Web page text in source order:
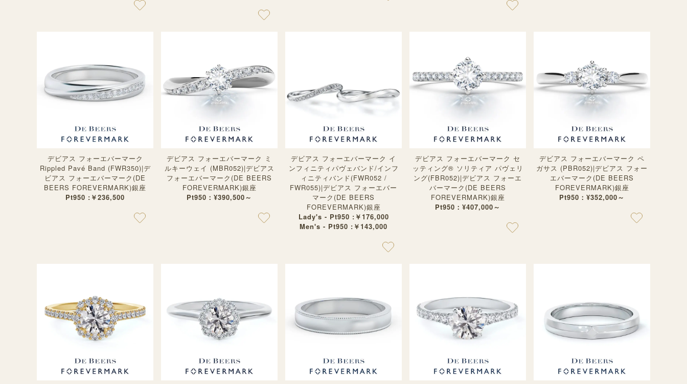
デビアス フォーエバーマーク
Rippled Pavé Band (FWR350)|デ
ビアス フォーエバーマーク(DE
BEERS FOREVERMARK)銀座
Pt950 :￥236,500
デビアス フォーエバーマーク ミ
ルキーウェイ (MBR052)|デビアス
フォーエバーマーク(DE BEERS
FOREVERMARK)銀座
Pt950：¥390,500～
デビアス フォーエバーマーク イ
ンフィニティパヴェバンド/インフ
ィニティバンド(FWR052 /
FWR055)|デビアス フォーエバー
マーク(DE BEERS
FOREVERMARK)銀座
Lady's - Pt950 :￥176,000
Men's - Pt950 :￥143,000
デビアス フォーエバーマーク セ
ッティング®︎ ソリティア パヴェリ
ング(FBR052)|デビアス フォーエ
バーマーク(DE BEERS
FOREVERMARK)銀座
Pt950：¥407,000～
デビアス フォーエバーマーク ペ
ガサス (PBR052)|デビアス フォー
エバーマーク(DE BEERS
FOREVERMARK)銀座
Pt950：¥352,000～